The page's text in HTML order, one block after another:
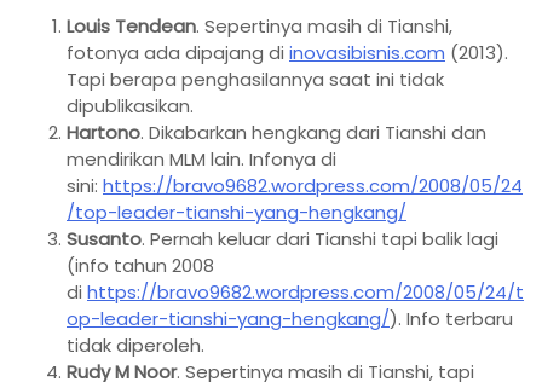
Louis Tendean. Sepertinya masih di Tianshi,
fotonya ada dipajang di inovasibisnis.com (2013).
Tapi berapa penghasilannya saat ini tidak
dipublikasikan.
Hartono. Dikabarkan hengkang dari Tianshi dan
mendirikan MLM lain. Infonya di
sini: https://bravo9682.wordpress.com/2008/05/24
/top-leader-tianshi-yang-hengkang/
Susanto. Pernah keluar dari Tianshi tapi balik lagi
(info tahun 2008
di https://bravo9682.wordpress.com/2008/05/24/t
op-leader-tianshi-yang-hengkang/). Info terbaru
tidak diperoleh.
Rudy M Noor. Sepertinya masih di Tianshi, tapi